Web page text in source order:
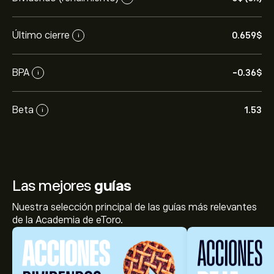
Último cierre i 0.659‎$‎
BPA i -0.36‎$‎
Beta i 1.53
Las mejores guías
Nuestra selección principal de las guías más relevantes
de la Academia de eToro.